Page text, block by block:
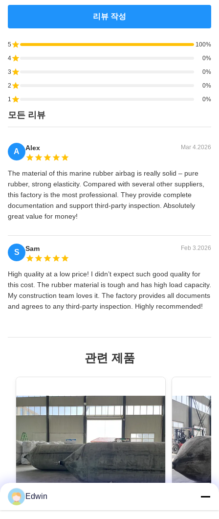
리뷰 작성
5
100%
4
0%
3
0%
2
0%
1
0%
모든 리뷰
A Alex Mar 4.2026
The material of this marine rubber airbag is really solid – pure
rubber, strong elasticity. Compared with several other suppliers,
this factory is the most professional. They provide complete
documentation and support third-party inspection. Absolutely
great value for money!
S Sam Feb 3.2026
High quality at a low price! I didn’t expect such good quality for
this cost. The rubber material is tough and has high load capacity.
My construction team loves it. The factory provides all documents
and agrees to any third-party inspection. Highly recommended!
관련 제품
Edwin